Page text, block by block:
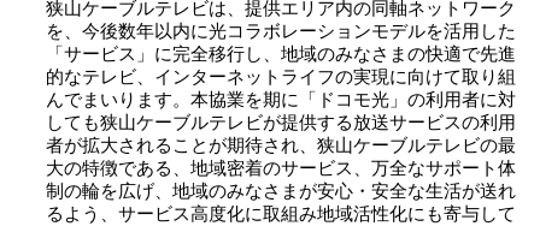
狭山ケーブルテレビは、提供エリア内の同軸ネットワーク
を、今後数年以内に光コラボレーションモデルを活用した
「サービス」に完全移行し、地域のみなさまの快適で先進
的なテレビ、インターネットライフの実現に向けて取り組
んでまいります。本協業を期に「ドコモ光」の利用者に対
しても狭山ケーブルテレビが提供する放送サービスの利用
者が拡大されることが期待され、狭山ケーブルテレビの最
大の特徴である、地域密着のサービス、万全なサポート体
制の輪を広げ、地域のみなさまが安心・安全な生活が送れ
るよう、サービス高度化に取組み地域活性化にも寄与して